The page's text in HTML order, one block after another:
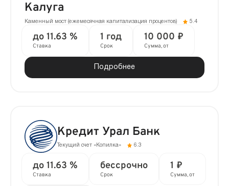
Калуга
Каменный мост (ежемесячная капитализация процентов) 5.4
до 11.63 %
Ставка
1 год
Срок
10 000 ₽
Сумма, от
Подробнее
Кредит Урал Банк
Текущий счет «Копилка» 6.3
до 11.63 %
Ставка
бессрочно
Срок
1 ₽
Сумма, от